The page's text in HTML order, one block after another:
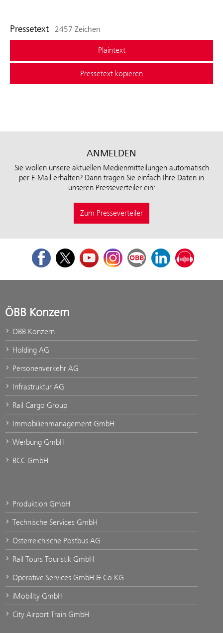
Pressetext 2457 Zeichen
Plaintext
Pressetext kopieren
ANMELDEN
Sie wollen unsere aktuellen Medienmitteilungen automatisch
per E-Mail erhalten? Dann tragen Sie einfach Ihre Daten in
unseren Presseverteiler ein:
Zum Presseverteiler
FacebookTwitterYoutubeInstagramÖBB Corporate Blog
LinkedInPodcast
ÖBB Konzern
ÖBB Konzern
Holding AG
Personenverkehr AG
Infrastruktur AG
Rail Cargo Group
Immobilienmanagement GmbH
Werbung GmbH
BCC GmbH
Produktion GmbH
Technische Services GmbH
Österreichische Postbus AG
Rail Tours Touristik GmbH
Operative Services GmbH & Co KG
iMobility GmbH
City Airport Train GmbH